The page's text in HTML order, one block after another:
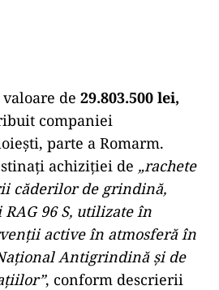
de 29.803.500 lei,
companiei
parte a Romarm.
achiziției de „rachete
căderilor de grindină,
RAG 96 S, utilizate în
active în atmosferă în
Antigrindină și de
, conform descrierii